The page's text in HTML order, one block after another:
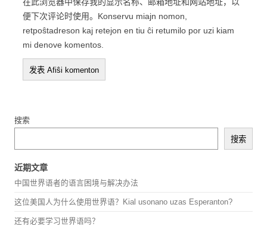
便下次评论时使用。Konservu miajn nomon,
retpoŝtadreson kaj retejon en tiu ĉi retumilo por uzi kiam
mi denove komentos.
搜索
搜索
近期文章
中国世界语者的语言困境与解决办法
这位美国人为什么使用世界语？Kial usonano uzas Esperanton?
还有必要学习世界语吗？